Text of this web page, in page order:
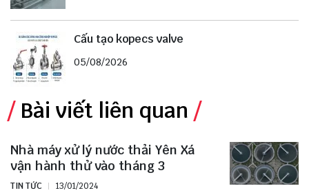
Cấu tạo kopecs valve
05/08/2026
Bài viết liên quan
Nhà máy xử lý nước thải Yên Xá
vận hành thử vào tháng 3
TIN TỨC 13/01/2024